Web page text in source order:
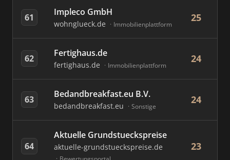
61 Impleco GmbH
wohnglueck.de Immobilienplattform
25
62 Fertighaus.de
fertighaus.de Immobilienplattform
24
63 Bedandbreakfast.eu B.V.
bedandbreakfast.eu Sonstige
24
64
Aktuelle Grundstueckspreise
aktuelle-grundstueckspreise.de 23